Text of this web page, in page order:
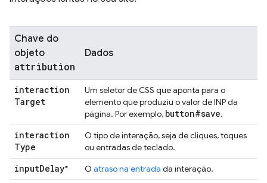
Chave do
objeto
attribution
Dados
interaction
Target
Um seletor de CSS que aponta para o
elemento que produziu o valor de INP da
página. Por exemplo, button#save.
interaction
Type
O tipo de interação, seja de cliques, toques
ou entradas de teclado.
inputDelay* O atraso na entrada da interação.